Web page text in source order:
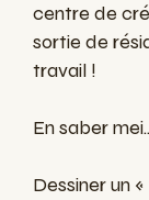
centre de
sortie de
travail !
En saber
Dessiner un